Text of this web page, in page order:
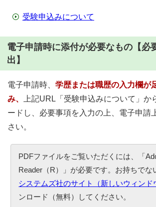
受験申込みについて
電子申請時に添付が必要なもの【必
出】
電子申請時、 学歴または職歴の入力欄が
み、
上記URL「受験申込みについて」か
ードし、必要事項を入力の上、電子申請
さい。
PDFファイルをご覧いただくには、「
Reader（R）」が必要です。お持ちでな
システムズ社のサイト（新しいウィンド
ンロード（無料）してください。